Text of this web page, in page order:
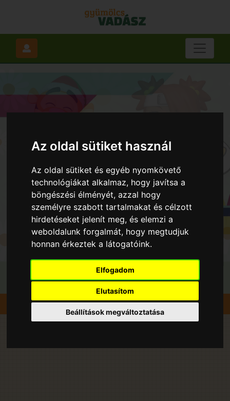
Az oldal sütiket használ
Az oldal sütiket és egyéb nyomkövető
technológiákat alkalmaz, hogy javítsa a
böngészési élményét, azzal hogy
személyre szabott tartalmakat és célzott
hirdetéseket jelenít meg, és elemzi a
weboldalunk forgalmát, hogy megtudjuk
honnan érkeztek a látogatóink.
Elfogadom
Elutasítom
Beállítások megváltoztatása
Szedd magad Alma Bakonyszombathely